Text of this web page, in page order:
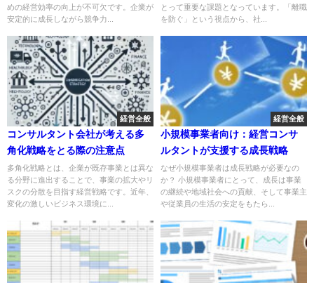
めの経営効率の向上が不可欠です。企業が
安定的に成長しながら競争力...
とって重要な課題となっています。「離職
を防ぐ」という視点から、社...
経営全般
コンサルタント会社が考える多
角化戦略をとる際の注意点
多角化戦略とは、企業が既存事業とは異な
る分野に進出することで、事業の拡大やリ
スクの分散を目指す経営戦略です。近年、
変化の激しいビジネス環境に...
経営全般
小規模事業者向け：経営コンサ
ルタントが支援する成長戦略
なぜ小規模事業者は成長戦略が必要なの
か？ 小規模事業者にとって、成長は事業
の継続や地域社会への貢献、そして事業主
や従業員の生活の安定をもたら...